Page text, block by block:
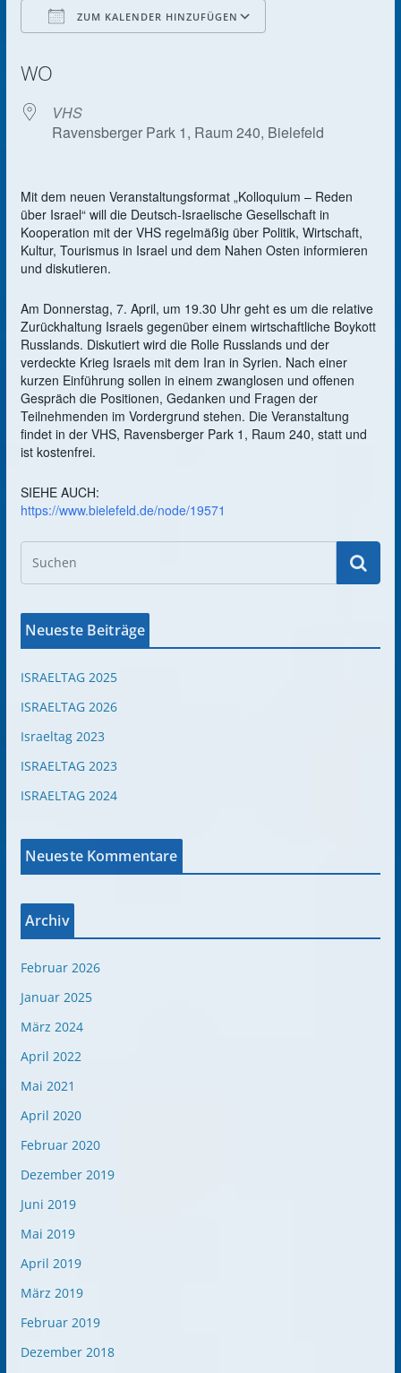
ZUM KALENDER HINZUFÜGEN
WO
VHS
Ravensberger Park 1, Raum 240, Bielefeld
Mit dem neuen Veranstaltungsformat „Kolloquium – Reden
über Israel“ will die Deutsch-Israelische Gesellschaft in
Kooperation mit der VHS regelmäßig über Politik, Wirtschaft,
Kultur, Tourismus in Israel und dem Nahen Osten informieren
und diskutieren.
Am Donnerstag, 7. April, um 19.30 Uhr geht es um die relative
Zurückhaltung Israels gegenüber einem wirtschaftliche Boykott
Russlands. Diskutiert wird die Rolle Russlands und der
verdeckte Krieg Israels mit dem Iran in Syrien. Nach einer
kurzen Einführung sollen in einem zwanglosen und offenen
Gespräch die Positionen, Gedanken und Fragen der
Teilnehmenden im Vordergrund stehen. Die Veranstaltung
findet in der VHS, Ravensberger Park 1, Raum 240, statt und
ist kostenfrei.
SIEHE AUCH:
https://www.bielefeld.de/node/19571
Neueste Beiträge
ISRAELTAG 2025
ISRAELTAG 2026
Israeltag 2023
ISRAELTAG 2023
ISRAELTAG 2024
Neueste Kommentare
Archiv
Februar 2026
Januar 2025
März 2024
April 2022
Mai 2021
April 2020
Februar 2020
Dezember 2019
Juni 2019
Mai 2019
April 2019
März 2019
Februar 2019
Dezember 2018